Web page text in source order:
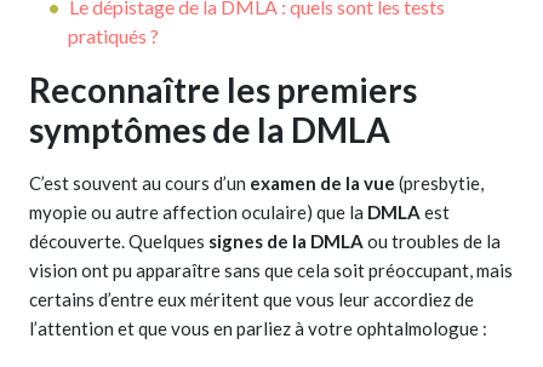
Le dépistage de la DMLA : quels sont les tests
pratiqués ?
Reconnaître les premiers
symptômes de la DMLA
C’est souvent au cours d’un examen de la vue (presbytie,
myopie ou autre affection oculaire) que la DMLA est
découverte. Quelques signes de la DMLA ou troubles de la
vision ont pu apparaître sans que cela soit préoccupant, mais
certains d’entre eux méritent que vous leur accordiez de
l’attention et que vous en parliez à votre ophtalmologue :